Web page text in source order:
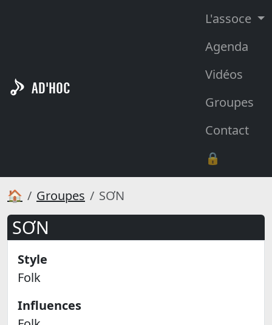
AD'HOC
L'assoce
Agenda
Vidéos
Groupes
Contact
🔒
🏠 Groupes SƠN
SƠN
Style
Folk
Influences